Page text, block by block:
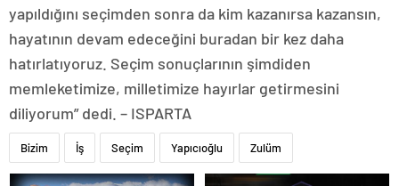
yapıldığını seçimden sonra da kim kazanırsa kazansın,
hayatının devam edeceğini buradan bir kez daha
hatırlatıyoruz. Seçim sonuçlarının şimdiden
memleketimize, milletimize hayırlar getirmesini
diliyorum” dedi. – ISPARTA
Bizim İş Seçim Yapıcıoğlu Zulüm